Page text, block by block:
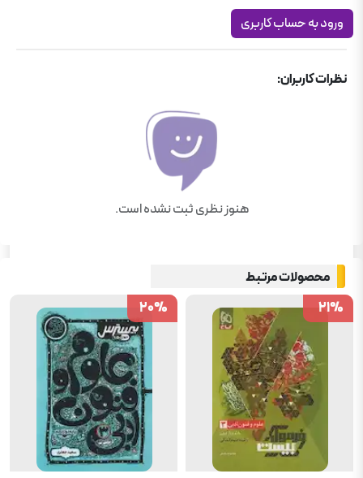
ورود به حساب کاربری
نظرات کاربران:
هنوز نظری ثبت نشده است.
محصولات مرتبط
21%
21%
20%
20%